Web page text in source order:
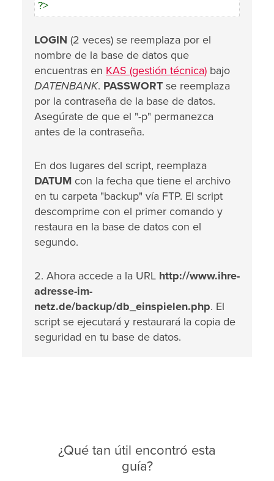
?>
LOGIN (2 veces) se reemplaza por el
nombre de la base de datos que
encuentras en KAS (gestión técnica) bajo
DATENBANK. PASSWORT se reemplaza
por la contraseña de la base de datos.
Asegúrate de que el "-p" permanezca
antes de la contraseña.
En dos lugares del script, reemplaza
DATUM con la fecha que tiene el archivo
en tu carpeta "backup" vía FTP. El script
descomprime con el primer comando y
restaura en la base de datos con el
segundo.
2. Ahora accede a la URL http://www.ihre-
adresse-im-
netz.de/backup/db_einspielen.php. El
script se ejecutará y restaurará la copia de
seguridad en tu base de datos.
¿Qué tan útil encontró esta
guía?